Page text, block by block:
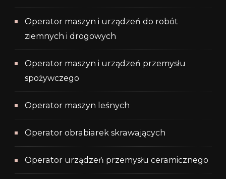
Operator maszyn i urządzeń do robót
ziemnych i drogowych
Operator maszyn i urządzeń przemysłu
spożywczego
Operator maszyn leśnych
Operator obrabiarek skrawających
Operator urządzeń przemysłu ceramicznego